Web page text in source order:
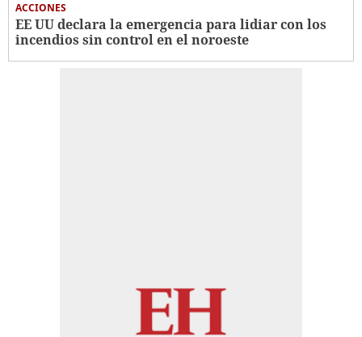
ACCIONES
EE UU declara la emergencia para lidiar con los
incendios sin control en el noroeste